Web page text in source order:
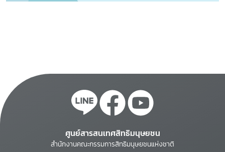
ศูนย์สารสนเทศสิทธิมนุษยชน
สำนักงานคณะกรรมการสิทธิมนุษยชนแห่งชาติ